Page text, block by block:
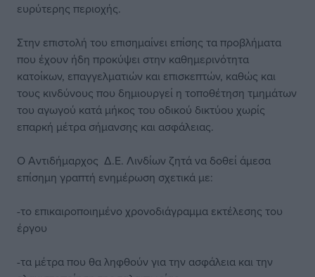
ευρύτερης περιοχής.
Στην επιστολή του επισημαίνει επίσης τα προβλήματα
που έχουν ήδη προκύψει στην καθημερινότητα
κατοίκων, επαγγελματιών και επισκεπτών, καθώς και
τους κινδύνους που δημιουργεί η τοποθέτηση τμημάτων
του αγωγού κατά μήκος του οδικού δικτύου χωρίς
επαρκή μέτρα σήμανσης και ασφάλειας.
Ο Αντιδήμαρχος Δ.Ε. Λινδίων ζητά να δοθεί άμεσα
επίσημη γραπτή ενημέρωση σχετικά με:
-το επικαιροποιημένο χρονοδιάγραμμα εκτέλεσης του
έργου
-τα μέτρα που θα ληφθούν για την ασφάλεια και την